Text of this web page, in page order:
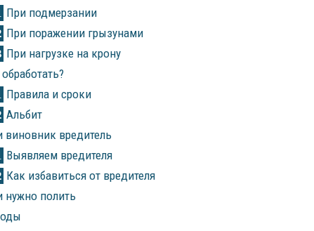
При подмерзании
При поражении грызунами
При нагрузке на крону
Правила и сроки
Альбит
виновник вредитель
Выявляем вредителя
Как избавиться от вредителя
нужно полить